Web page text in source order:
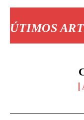
ÚTIMOS